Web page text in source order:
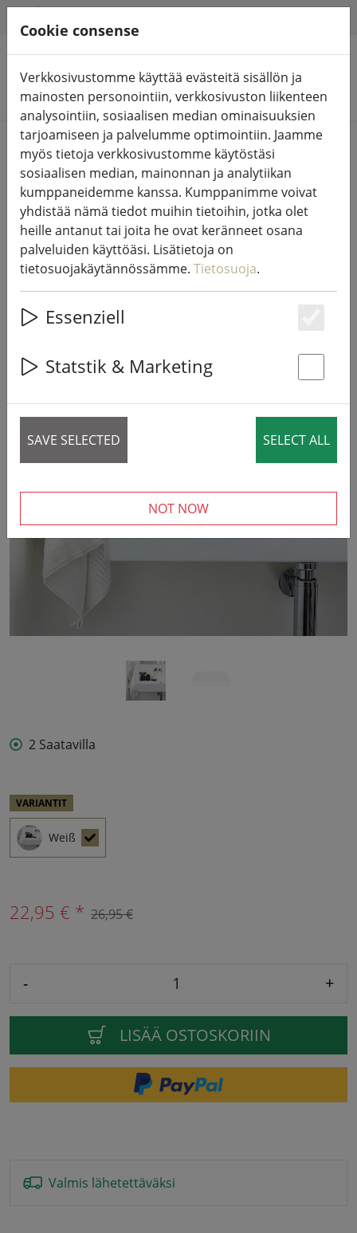
Hae tuotteita
Home Kylpyhuone
Zone Denmark Classic kylpypyyhe
140 x 70 cm valkoinen
‹ ›
2 Saatavilla
VARIANTIT
Weiß
22,95 € * 26,95 €
- +
LISÄÄ OSTOSKORIIN
Valmis lähetettäväksi
Cookie consense
Verkkosivustomme käyttää evästeitä sisällön ja
mainosten personointiin, verkkosivuston liikenteen
analysointiin, sosiaalisen median ominaisuuksien
tarjoamiseen ja palvelumme optimointiin. Jaamme
myös tietoja verkkosivustomme käytöstäsi
sosiaalisen median, mainonnan ja analytiikan
kumppaneidemme kanssa. Kumppanimme voivat
yhdistää nämä tiedot muihin tietoihin, jotka olet
heille antanut tai joita he ovat keränneet osana
palveluiden käyttöäsi. Lisätietoja on
tietosuojakäytännössämme. Tietosuoja.
Essenziell
Statstik & Marketing
SAVE SELECTED SELECT ALL
NOT NOW